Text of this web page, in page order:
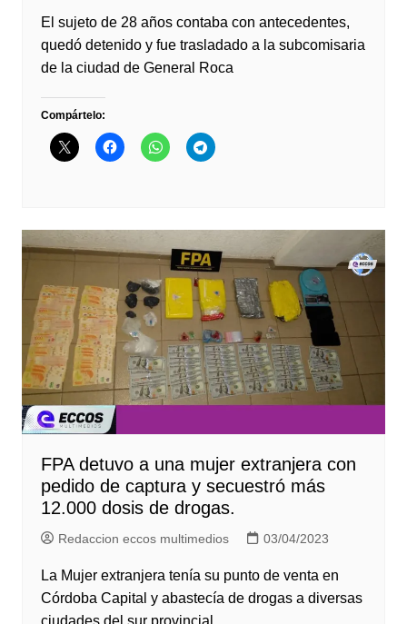
El sujeto de 28 años contaba con antecedentes,
quedó detenido y fue trasladado a la subcomisaria
de la ciudad de General Roca
Compártelo:
FPA detuvo a una mujer extranjera con
pedido de captura y secuestró más
12.000 dosis de drogas.
Redaccion eccos multimedios 03/04/2023
La Mujer extranjera tenía su punto de venta en
Córdoba Capital y abastecía de drogas a diversas